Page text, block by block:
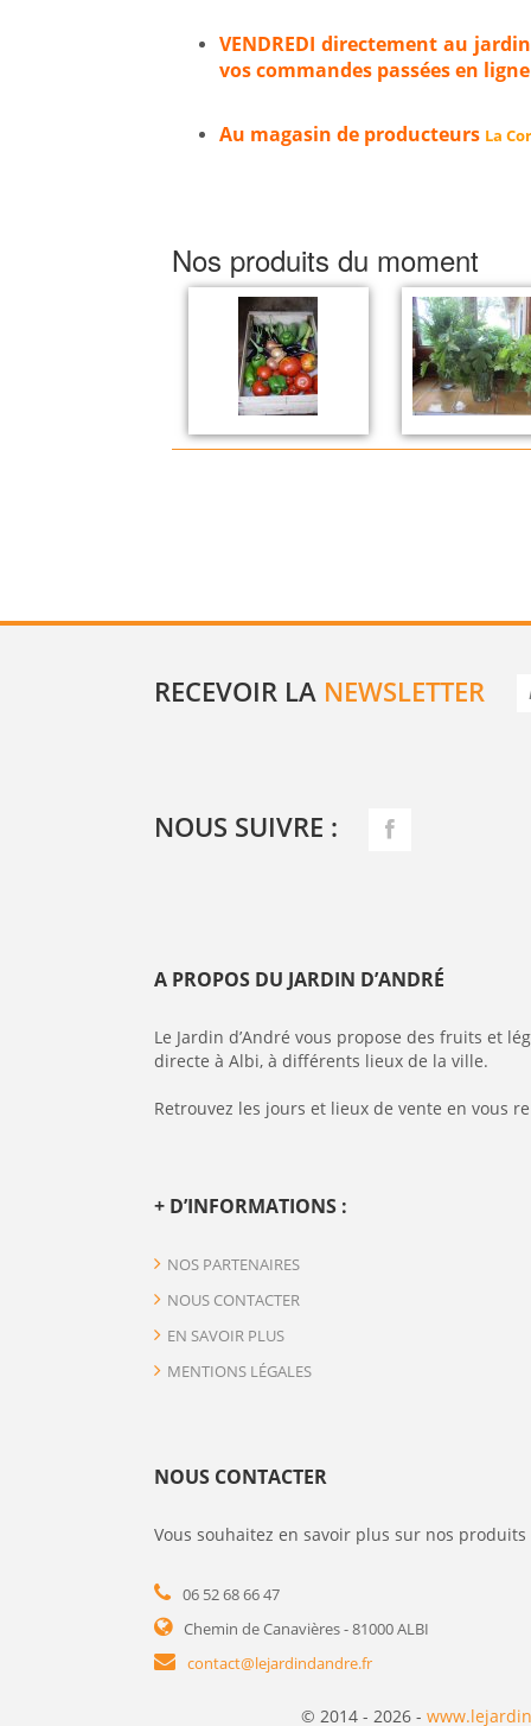
VENDREDI directement au
vos commandes passées en ligne
Au magasin de producteurs La
Nos produits du moment
RECEVOIR LA NEWSLETTER
NOUS SUIVRE :
A PROPOS DU JARDIN D’ANDRÉ
Le Jardin d’André vous propose des fruits et
directe à Albi, à différents lieux de la ville.
Retrouvez les jours et lieux de vente en vous
+ D’INFORMATIONS :
NOS PARTENAIRES
NOUS CONTACTER
EN SAVOIR PLUS
MENTIONS LÉGALES
NOUS CONTACTER
Vous souhaitez en savoir plus sur nos
06 52 68 66 47
Chemin de Canavières - 81000 ALBI
contact@lejardindandre.fr
© 2014 - 2026 -